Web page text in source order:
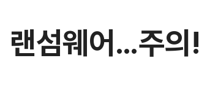
랜섬웨어…주의!